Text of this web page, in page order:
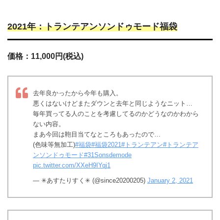
2021年：トランテアンソンドゥモード福袋
価格：11,000円(税込)
去年良かったから今年も購入。
悪くはないけどまたダウンと去年と同じようなニット…
毎年買ってる人のことを考慮してるのかどうなのかわから
ない内容。
まあ今回は鞄目当てなところもあったので…
(色味等無加工)#福袋#福袋2021 #トランテアン#トランテア
ンソンドゥモード#31Sonsdemode
pic.twitter.com/XXeH9IYqj1
— ✳︎あすたりすく✳︎ (@since20200205) January 2, 2021